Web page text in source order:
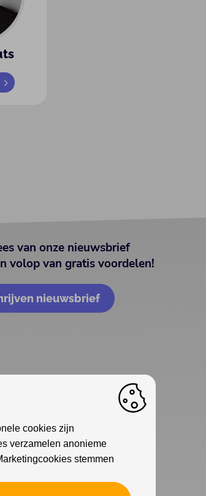
van onze nieuwsbrief
volop van gratis voordelen!
nieuwsbrief
cookies zijn
verzamelen anonieme
stemmen